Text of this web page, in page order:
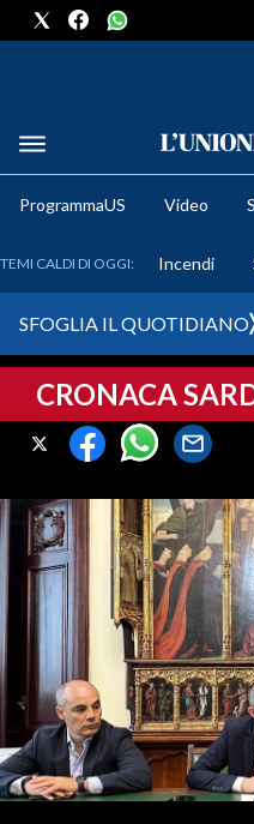
METEO
CRONACA SARDEGNA
CAGLIARI
SULCIS IGLESIENTE
MEDIO CAMPIDANO
ORISTANO E PROVINCIA
SASSARI E PROVINCIA
GALLURA
NUORO E PROVINCIA
OGLIASTRA
AGENDA
ProgrammaUS Video
TEMI CALDI DI OGGI: Incendi
SFOGLIA IL QUOTIDIANO
CRONACA